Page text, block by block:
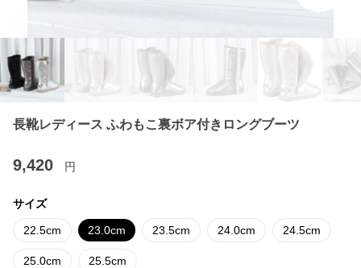
長靴レディース ふわもこ裏ボア付きロングブーツ
9,420 円
サイズ
22.5cm 23.0cm 23.5cm 24.0cm 24.5cm
25.0cm 25.5cm